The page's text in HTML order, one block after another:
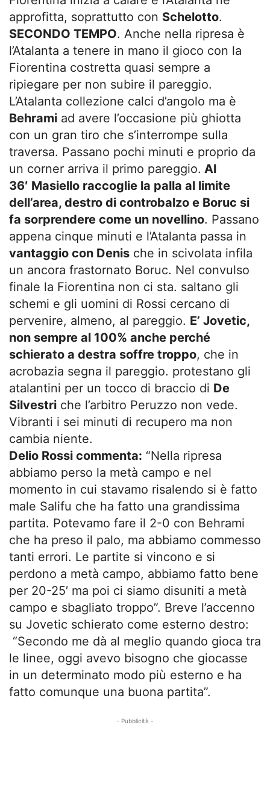
approfitta, soprattutto con Schelotto.
SECONDO TEMPO. Anche nella ripresa è
l’Atalanta a tenere in mano il gioco con la
Fiorentina costretta quasi sempre a
ripiegare per non subire il pareggio.
L’Atalanta collezione calci d’angolo ma è
Behrami ad avere l’occasione più ghiotta
con un gran tiro che s’interrompe sulla
traversa. Passano pochi minuti e proprio da
un corner arriva il primo pareggio. Al
36′ Masiello raccoglie la palla al limite
dell’area, destro di controbalzo e Boruc si
fa sorprendere come un novellino. Passano
appena cinque minuti e l’Atalanta passa in
vantaggio con Denis che in scivolata infila
un ancora frastornato Boruc. Nel convulso
finale la Fiorentina non ci sta. saltano gli
schemi e gli uomini di Rossi cercano di
pervenire, almeno, al pareggio. E’ Jovetic,
non sempre al 100% anche perché
schierato a destra soffre troppo, che in
acrobazia segna il pareggio. protestano gli
atalantini per un tocco di braccio di De
Silvestri che l’arbitro Peruzzo non vede.
Vibranti i sei minuti di recupero ma non
cambia niente.
Delio Rossi commenta: “Nella ripresa
abbiamo perso la metà campo e nel
momento in cui stavamo risalendo si è fatto
male Salifu che ha fatto una grandissima
partita. Potevamo fare il 2-0 con Behrami
che ha preso il palo, ma abbiamo commesso
tanti errori. Le partite si vincono e si
perdono a metà campo, abbiamo fatto bene
per 20-25′ ma poi ci siamo disuniti a metà
campo e sbagliato troppo”. Breve l’accenno
su Jovetic schierato come esterno destro:
“Secondo me dà al meglio quando gioca tra
le linee, oggi avevo bisogno che giocasse
in un determinato modo più esterno e ha
fatto comunque una buona partita”.
- Pubblicità -